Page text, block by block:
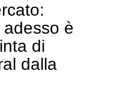
adesso è
di
dalla